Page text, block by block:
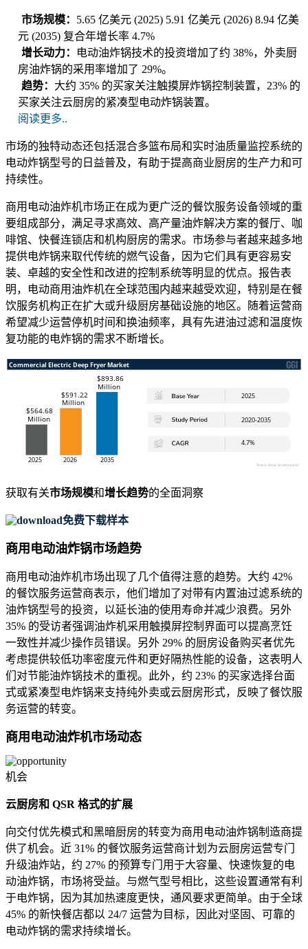
市场规模： 5.65 亿美元 (2025) 5.91 亿美元 (2026) 8.94 亿美
元 (2035) 复合年增长率 4.7%
增长动力：
电动油炸锅技术的投资增加了约 38%，外卖厨
房油炸锅的采用率增加了 29%。
趋势： 大约 35% 的买家关注触摸屏炸锅控制装置，23% 的
买家关注云厨房的紧凑型电动炸锅装置。
阅读更多..
市场的独特动态还包括混合多篮布局和实时油质量监控系统的
电动炸锅型号的日益普及，有助于提高商业厨房的生产力和可
持续性。
商用电动油炸机市场正在成为更广泛的餐饮服务设备领域的重
要组成部分，满足寻求高效、高产量油炸解决方案的餐厅、咖
啡馆、快餐连锁店和机构厨房的需求。市场参与者越来越多地
提供电炸锅来取代传统的燃气设备，因为它们具有更容易安
装、卓越的安全性和改进的控制系统等明显的优点。报告表
明，电动商用油炸机在全球范围内越来越受欢迎，特别是在餐
饮服务机构正在扩大或升级厨房基础设施的地区。随着运营商
希望减少运营停机时间和换油频率，具有先进油过滤和温度恢
复功能的电炸锅的需求不断增长。
获取有关市场规模和增长趋势的全面洞察
免费下载样本
商用电动油炸锅市场趋势
商用电动油炸机市场出现了几个值得注意的趋势。大约 42%
的餐饮服务运营商表示，他们增加了对带有内置油过滤系统的
油炸锅型号的投资，以延长油的使用寿命并减少浪费。另外
35% 的受访者强调油炸机采用触摸屏控制界面可以提高烹饪
一致性并减少操作员错误。另外 29% 的厨房设备购买者优先
考虑提供较低功率密度元件和更好隔热性能的设备，这表明人
们对节能油炸锅技术的重视。此外，约 23% 的买家选择台面
式或紧凑型电炸锅来支持纯外卖或云厨房形式，反映了餐饮服
务运营的转变。
商用电动油炸机市场动态
机会
云厨房和 QSR 格式的扩展
向交付优先模式和黑暗厨房的转变为商用电动油炸锅制造商提
供了机会。近 31% 的餐饮服务运营商计划为云厨房运营专门
升级油炸站，约 27% 的预算专门用于大容量、快速恢复的电
动油炸锅，市场将受益。与燃气型号相比，这些设置通常有利
于电炸锅，因为其加热速度更快，通风要求更简单。由于全球
45% 的新快餐店都以 24/7 运营为目标，因此对坚固、可靠的
电动炸锅的需求持续增长。